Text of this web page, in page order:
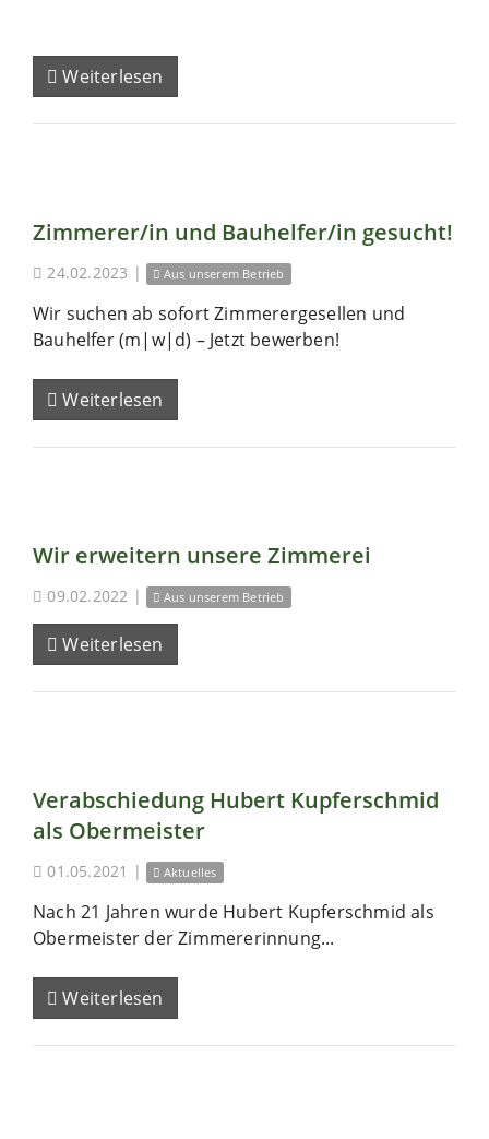
Weiterlesen
Zimmerer/in und Bauhelfer/in gesucht!
24.02.2023 | Aus unserem Betrieb
Wir suchen ab sofort Zimmerergesellen und
Bauhelfer (m|w|d) – Jetzt bewerben!
Weiterlesen
Wir erweitern unsere Zimmerei
09.02.2022 | Aus unserem Betrieb
Weiterlesen
Verabschiedung Hubert Kupferschmid
als Obermeister
01.05.2021 | Aktuelles
Nach 21 Jahren wurde Hubert Kupferschmid als
Obermeister der Zimmererinnung...
Weiterlesen